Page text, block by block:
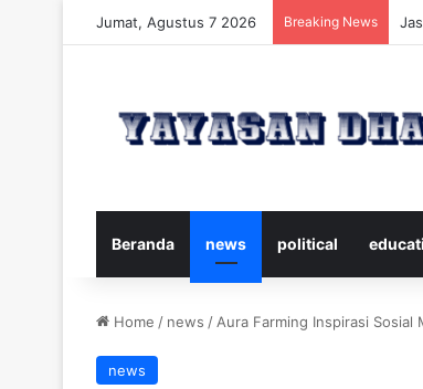
Jumat, Agustus 7 2026 Breaking News
Beranda news political
Home / news / Aura Farming Inspirasi
news